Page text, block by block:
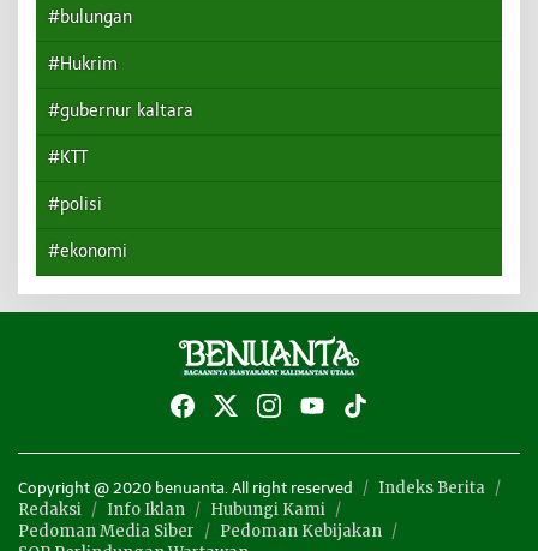
#bulungan
#Hukrim
#gubernur kaltara
#KTT
#polisi
#ekonomi
Copyright @ 2020 benuanta. All right reserved
Indeks Berita
Redaksi
Info Iklan
Hubungi Kami
Pedoman Media Siber
Pedoman Kebijakan